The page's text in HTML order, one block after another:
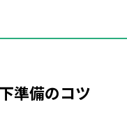
準備のコツ